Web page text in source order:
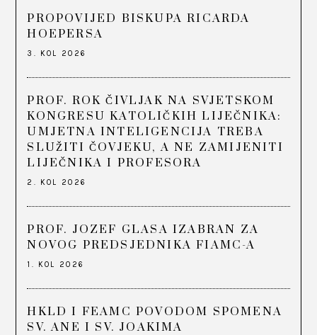
PROPOVIJED BISKUPA RICARDA
HOEPERSA
3. KOL 2026
PROF. ROK ČIVLJAK NA SVJETSKOM
KONGRESU KATOLIČKIH LIJEČNIKA:
UMJETNA INTELIGENCIJA TREBA
SLUŽITI ČOVJEKU, A NE ZAMIJENITI
LIJEČNIKA I PROFESORA
2. KOL 2026
PROF. JOZEF GLASA IZABRAN ZA
NOVOG PREDSJEDNIKA FIAMC-A
1. KOL 2026
HKLD I FEAMC POVODOM SPOMENA
SV. ANE I SV. JOAKIMA